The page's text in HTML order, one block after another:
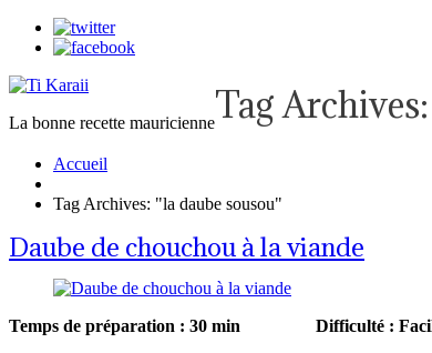
La bonne recette mauricienneTag Archives:
Accueil
Tag Archives: "la daube sousou"
Daube de chouchou à la viande
Temps de préparation : 30 min